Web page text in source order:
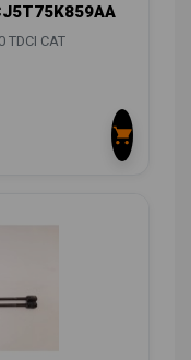
TDCI CAT